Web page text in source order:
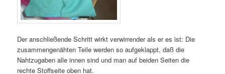
Der anschließende Schritt wirkt verwirrender als er es ist: Die
zusammengenähten Teile werden so aufgeklappt, daß die
Nahtzugaben alle innen sind und man auf beiden Seiten die
rechte Stoffseite oben hat.